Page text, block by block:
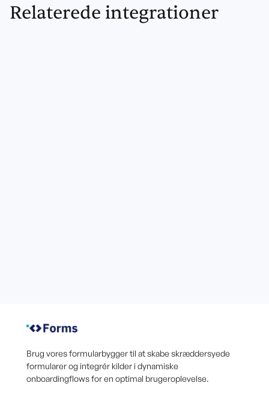
Relaterede integrationer
Brug vores formularbygger til at skabe skræddersyede
formularer og integrér kilder i dynamiske
onboardingflows for en optimal brugeroplevelse.